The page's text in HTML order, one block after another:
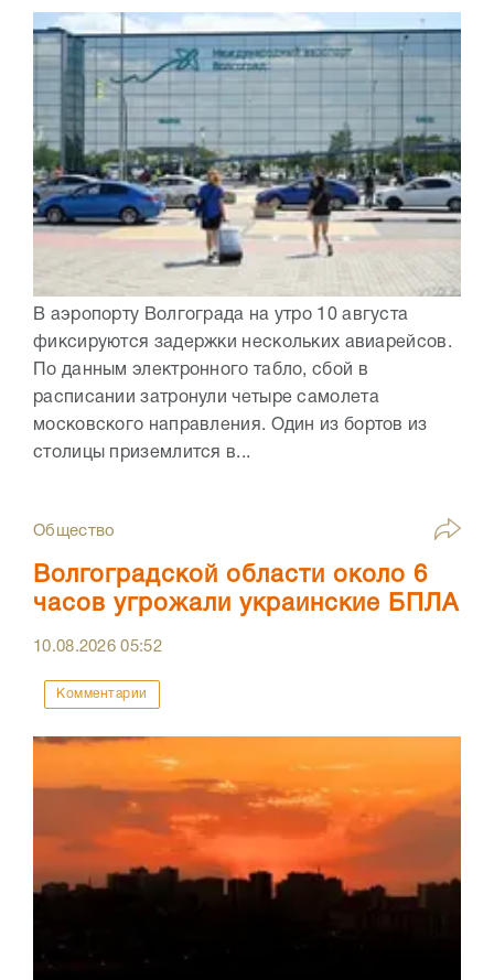
В аэропорту Волгограда на утро 10 августа
фиксируются задержки нескольких авиарейсов.
По данным электронного табло, сбой в
расписании затронули четыре самолета
московского направления. Один из бортов из
столицы приземлится в...
Общество
Волгоградской области около 6
часов угрожали украинские БПЛА
10.08.202605:52
Комментарии